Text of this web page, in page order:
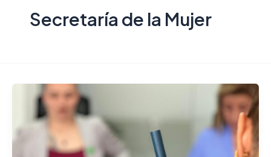
Secretaría de la Mujer